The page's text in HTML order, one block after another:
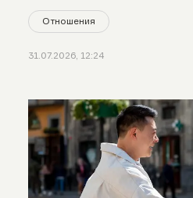
Отношения
31.07.2026, 12:24